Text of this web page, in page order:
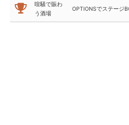
喧騒で賑わ
う酒場
OPTIONSでステージ